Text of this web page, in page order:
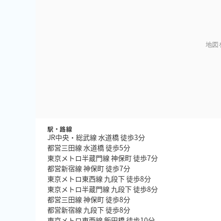
地図
駅・路線
JR中央・総武線 水道橋 徒歩3分
都営三田線 水道橋 徒歩5分
東京メトロ半蔵門線 神保町 徒歩7分
都営新宿線 神保町 徒歩7分
東京メトロ東西線 九段下 徒歩8分
東京メトロ半蔵門線 九段下 徒歩8分
都営三田線 神保町 徒歩8分
都営新宿線 九段下 徒歩8分